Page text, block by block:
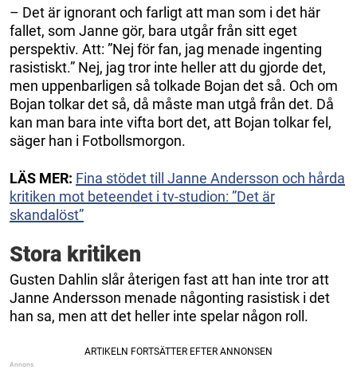
– Det är ignorant och farligt att man som i det här
fallet, som Janne gör, bara utgår från sitt eget
perspektiv. Att: ”Nej för fan, jag menade ingenting
rasistiskt.” Nej, jag tror inte heller att du gjorde det,
men uppenbarligen så tolkade Bojan det så. Och om
Bojan tolkar det så, då måste man utgå från det. Då
kan man bara inte vifta bort det, att Bojan tolkar fel,
säger han i Fotbollsmorgon.
LÄS MER: Fina stödet till Janne Andersson och hårda
kritiken mot beteendet i tv-studion: ”Det är
skandalöst”
Stora kritiken
Gusten Dahlin slår återigen fast att han inte tror att
Janne Andersson menade någonting rasistisk i det
han sa, men att det heller inte spelar någon roll.